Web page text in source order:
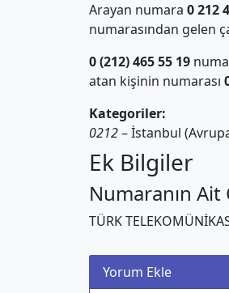
Arayan numara 0 212
numarasından gelen
0 (212) 465 55 19
atan kişinin numarası
Kategoriler:
0212– İstanbul
Ek Bilgiler
Numaranın Ait
TÜRK
Yorum Ekle